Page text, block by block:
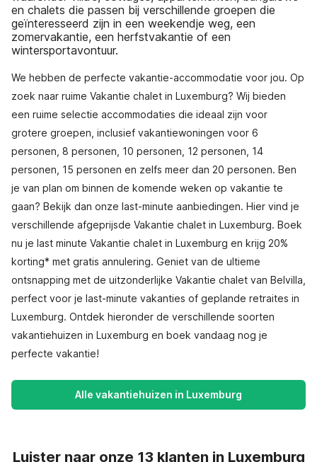
en chalets die passen bij verschillende groepen die
geïnteresseerd zijn in een weekendje weg, een
zomervakantie, een herfstvakantie of een
wintersportavontuur.
We hebben de perfecte vakantie-accommodatie voor jou. Op
zoek naar ruime Vakantie chalet in Luxemburg? Wij bieden
een ruime selectie accommodaties die ideaal zijn voor
grotere groepen, inclusief vakantiewoningen voor 6
personen, 8 personen, 10 personen, 12 personen, 14
personen, 15 personen en zelfs meer dan 20 personen. Ben
je van plan om binnen de komende weken op vakantie te
gaan? Bekijk dan onze last-minute aanbiedingen. Hier vind je
verschillende afgeprijsde Vakantie chalet in Luxemburg. Boek
nu je last minute Vakantie chalet in Luxemburg en krijg 20%
korting* met gratis annulering. Geniet van de ultieme
ontsnapping met de uitzonderlijke Vakantie chalet van Belvilla,
perfect voor je last-minute vakanties of geplande retraites in
Luxemburg. Ontdek hieronder de verschillende soorten
vakantiehuizen in Luxemburg en boek vandaag nog je
perfecte vakantie!
Alle vakantiehuizen in Luxemburg
Luister naar onze 13 klanten in Luxemburg